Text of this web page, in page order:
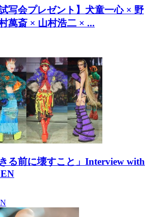
写会プレゼント】犬童一心 × 野
萬斎 × 山村浩二 × ...
る前に壊すこと」Interview with